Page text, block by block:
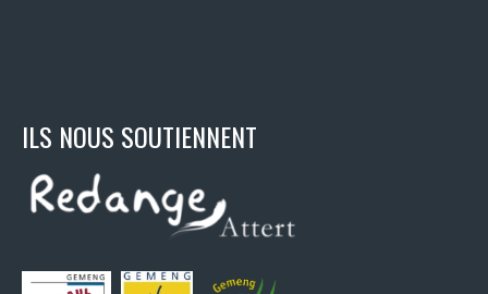
ILS NOUS SOUTIENNENT